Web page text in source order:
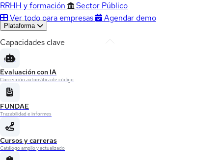
RRHH y formación
Sector Público
Ver todo para empresas
Agendar demo
Plataforma
Capacidades clave
Evaluación con IA
Corrección automática de código
FUNDAE
Trazabilidad e informes
Cursos y carreras
Catálogo amplio y actualizado